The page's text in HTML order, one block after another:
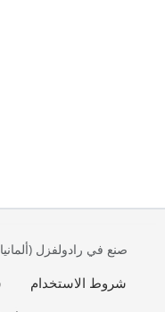
صنع في رادولفزل
شروط الاستخدام